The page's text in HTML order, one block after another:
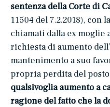
sentenza della Corte di
11504 del 7.2.2018), con
chiamati dalla ex moglie
richiesta di aumento
mantenimento a suo
propria perdita del
qualsivoglia aumento a
ragione del fatto che la